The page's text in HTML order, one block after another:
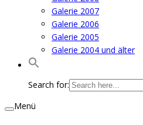
Galerie 2007
Galerie 2006
Galerie 2005
Galerie 2004 und älter
Search for:
Menü